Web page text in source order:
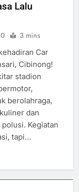
Lalu
0 3 mins
Car
Cibinong!
stadion
berolahraga,
dan
Kegiatan
tapi…